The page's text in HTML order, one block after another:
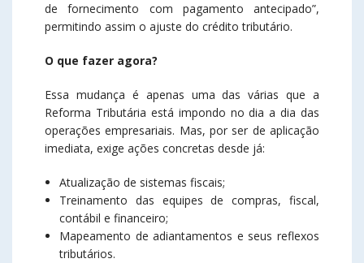
de fornecimento com pagamento antecipado”,
permitindo assim o ajuste do crédito tributário.
O que fazer agora?
Essa mudança é apenas uma das várias que a
Reforma Tributária está impondo no dia a dia das
operações empresariais. Mas, por ser de aplicação
imediata, exige ações concretas desde já:
Atualização de sistemas fiscais;
Treinamento das equipes de compras, fiscal,
contábil e financeiro;
Mapeamento de adiantamentos e seus reflexos
tributários.